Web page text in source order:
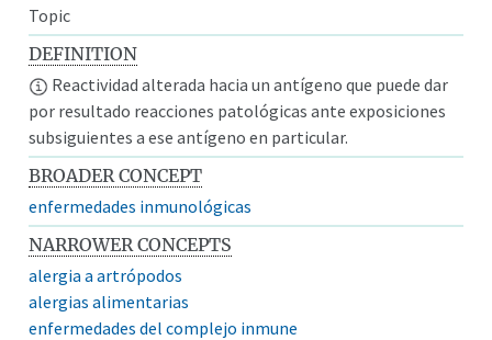
Topic
DEFINITION
Reactividad alterada hacia un antígeno que puede dar
por resultado reacciones patológicas ante exposiciones
subsiguientes a ese antígeno en particular.
BROADER CONCEPT
enfermedades inmunológicas
NARROWER CONCEPTS
alergia a artrópodos
alergias alimentarias
enfermedades del complejo inmune